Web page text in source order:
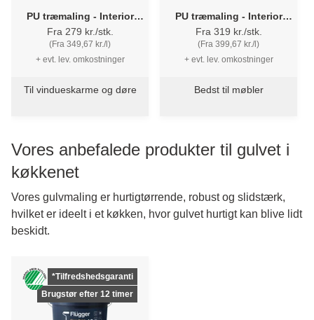
PU træmaling - Interior
Strong Finish 20 Flügger
Fra 279 kr./stk.
(Fra 349,67 kr./l)
+ evt. lev. omkostninger
Til vindueskarme og døre
PU træmaling - Interior
Strong Finish 40 Flügger
Fra 319 kr./stk.
(Fra 399,67 kr./l)
+ evt. lev. omkostninger
Bedst til møbler
Vores anbefalede produkter til gulvet i
køkkenet
Vores gulvmaling er hurtigtørrende, robust og slidstærk,
hvilket er ideelt i et køkken, hvor gulvet hurtigt kan blive lidt
beskidt.
*Tilfredshedsgaranti
Brugstør efter 12 timer